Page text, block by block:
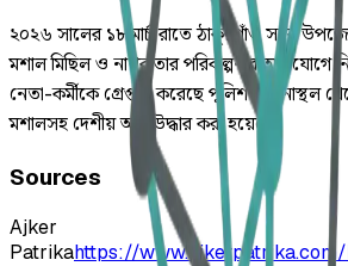
২০২৬ সালের ১৮ মার্চ রাতে ঠাকুরগাঁও সদর
মশাল মিছিল ও নাশকতার পরিকল্পনার অভিযোগে
নেতা-কর্মীকে গ্রেপ্তার করেছে পুলিশ। ঘটনাস্থল
মশালসহ দেশীয় অস্ত্র উদ্ধার করা হয়েছে।
Sources
Ajker
Patrikahttps://